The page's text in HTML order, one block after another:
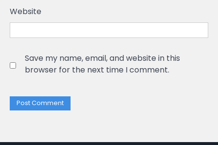
Website
Save my name, email, and website in this
browser for the next time I comment.